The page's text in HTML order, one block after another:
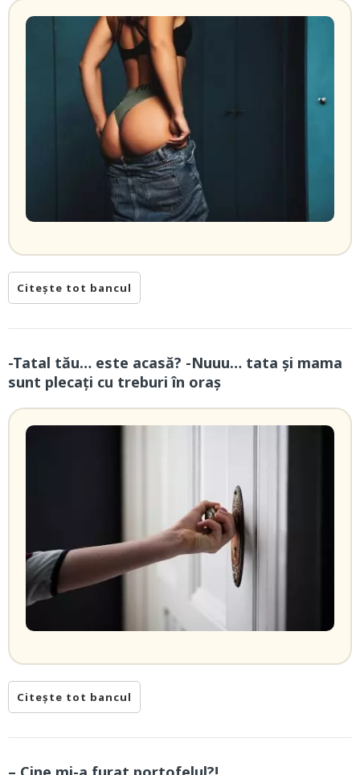
Citește tot bancul
-Tatal tău… este acasă? -Nuuu… tata și mama
sunt plecați cu treburi în oraș
Citește tot bancul